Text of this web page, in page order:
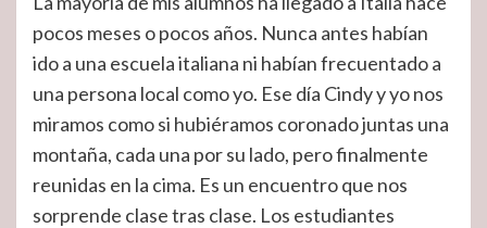
pocos meses o pocos años. Nunca antes habían
ido a una escuela italiana ni habían frecuentado a
una persona local como yo. Ese día Cindy y yo nos
miramos como si hubiéramos coronado juntas una
montaña, cada una por su lado, pero finalmente
reunidas en la cima. Es un encuentro que nos
sorprende clase tras clase. Los estudiantes